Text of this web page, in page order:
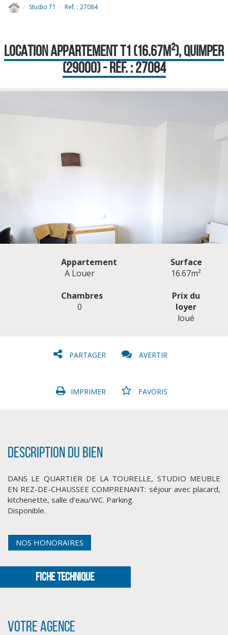
Studio T1 Ref. : 27084
LOCATION APPARTEMENT T1 (16.67M²), QUIMPER
(29000) - RÉF. : 27084
CLIQUER ICI POUR AGRANDIR
Appartement
A Louer
Surface
16.67m²
Chambres
0
Prix du
loyer
loué
PARTAGER AVERTIR
IMPRIMER FAVORIS
Description du bien
DANS LE QUARTIER DE LA TOURELLE, STUDIO MEUBLE
EN REZ-DE-CHAUSSEE COMPRENANT: séjour avec placard,
kitchenette, salle d'eau/WC. Parking.
Disponible.
NOS HONORAIRES
FICHE TECHNIQUE
Votre agence